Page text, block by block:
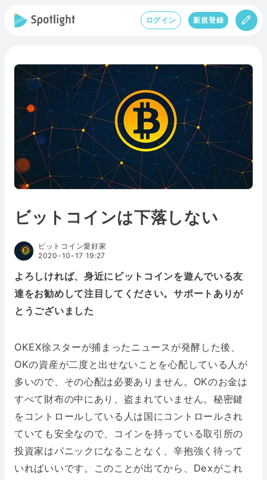
ログイン 新規登録
ビットコインは下落しない
ビットコイン愛好家
2020-10-17 19:27
よろしければ、身近にビットコインを遊んでいる友
達をお勧めして注目してください。サポートありが
とうございました
OKEX徐スターが捕まったニュースが発酵した後、
OKの資産が二度と出せないことを心配している人が
多いので、その心配は必要ありません。OKのお金は
すべて財布の中にあり、盗まれていません。秘密鍵
をコントロールしている人は国にコントロールされ
ていても安全なので、コインを持っている取引所の
投資家はパニックになることなく、辛抱強く待って
いればいいです。このことが出てから、Dexがこれ